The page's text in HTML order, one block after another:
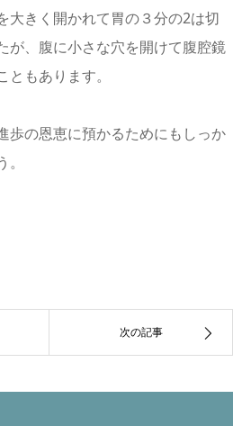
大きく開かれて胃の３分の2は切
が、腹に小さな穴を開けて腹腔鏡
もあります。
歩の恩恵に預かるためにもしっか
次の記事